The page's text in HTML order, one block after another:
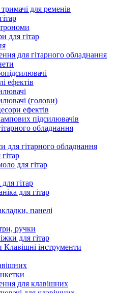
для ременів
для гітар
для гітарного обладнання
ефектів
(голови)
ефектів
підсилювачів
обладнання
для гітарного обладнання
для гітар
для гітар
для гітар
панелі
ручки
для гітар
Клавішні інструменти
для клавішних